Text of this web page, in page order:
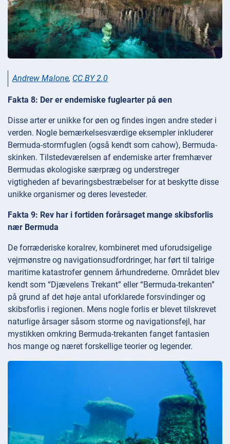
Andrew Malone, CC BY 2.0
Fakta 8: Der er endemiske fuglearter på øen
Disse arter er unikke for øen og findes ingen andre steder i
verden. Nogle bemærkelsesværdige eksempler inkluderer
Bermuda-stormfuglen (også kendt som cahow), Bermuda-
skinken. Tilstedeværelsen af endemiske arter fremhæver
Bermudas økologiske særpræg og understreger
vigtigheden af bevaringsbestræbelser for at beskytte disse
unikke organismer og deres levesteder.
Fakta 9: Rev har i fortiden forårsaget mange skibsforlis
nær Bermuda
De forræderiske koralrev, kombineret med uforudsigelige
vejrmønstre og navigationsudfordringer, har ført til talrige
maritime katastrofer gennem århundrederne. Området blev
kendt som “Djævelens Trekant” eller “Bermuda-trekanten”
på grund af det høje antal uforklarede forsvindinger og
skibsforlis i regionen. Mens nogle forlis er blevet tilskrevet
naturlige årsager såsom storme og navigationsfejl, har
mystikken omkring Bermuda-trekanten fanget fantasien
hos mange og næret forskellige teorier og legender.